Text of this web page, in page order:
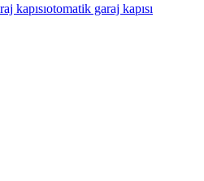
kapısıotomatik garaj kapısı